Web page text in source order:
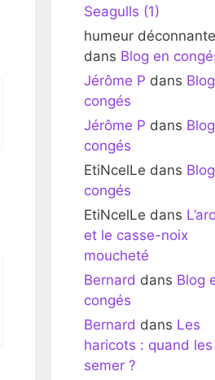
Seagulls (1)
humeur déconnante
dans Blog en
Jérôme P dans
congés
Jérôme P dans
congés
EtiNcelLe dans
congés
EtiNcelLe dans
et le casse-noix
moucheté
Bernard dans Blog
congés
Bernard dans Les
haricots : quand les
semer ?